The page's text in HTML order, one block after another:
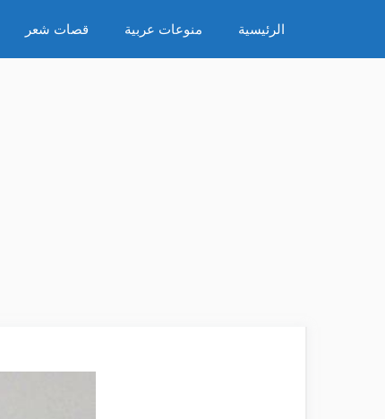
المحتوى
الرئيسية منوعات عربية قصات شعر